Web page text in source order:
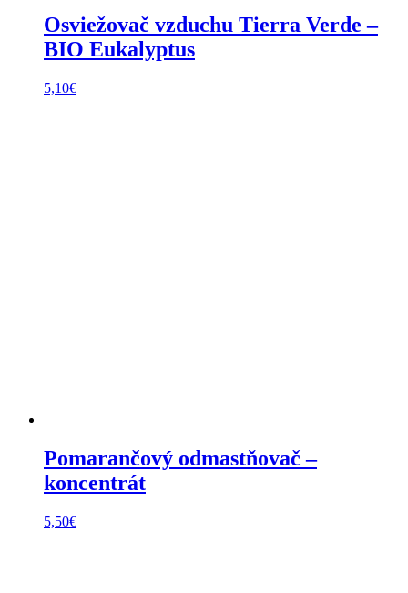
Osviežovač vzduchu Tierra Verde –
BIO Eukalyptus
5,10€
Pomarančový odmastňovač –
koncentrát
5,50€